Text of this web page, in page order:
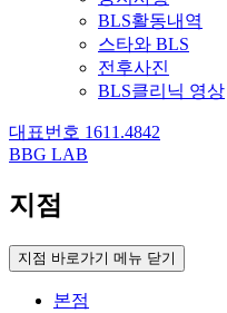
BLS활동내역
스타와 BLS
전후사진
BLS클리닉 영상
대표번호 1611.4842
BBG LAB
지점
지점 바로가기 메뉴 닫기
본점